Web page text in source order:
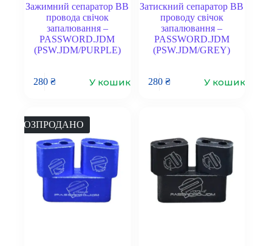
Зажимний сепаратор ВВ
провода свічок
запалювання –
PASSWORD.JDM
(PSW.JDM/PURPLE)
280₴ У кошик
Затискний сепаратор ВВ
проводу свічок
запалювання –
PASSWORD.JDM
(PSW.JDM/GREY)
280 ₴ У кошик
РОЗПРОДАНО